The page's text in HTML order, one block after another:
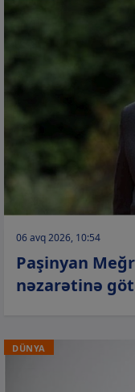
06 avq 2026, 10:54
Paşinyan
nəzarətinə
DÜNYA